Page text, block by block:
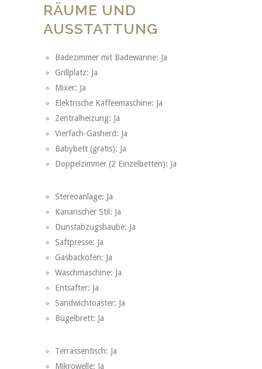
RÄUME UND
AUSSTATTUNG
Badezimmer mit Badewanne: Ja
Grillplatz: Ja
Mixer: Ja
Elektrische Kaffeemaschine: Ja
Zentralheizung: Ja
Vierfach-Gasherd: Ja
Babybett (gratis): Ja
Doppelzimmer (2 Einzelbetten): Ja
Stereoanlage: Ja
Kanarischer Stil: Ja
Dunstabzugshaube: Ja
Saftpresse: Ja
Gasbackofen: Ja
Waschmaschine: Ja
Entsafter: Ja
Sandwichtoaster: Ja
Bügelbrett: Ja
Terrassentisch: Ja
Mikrowelle: Ja